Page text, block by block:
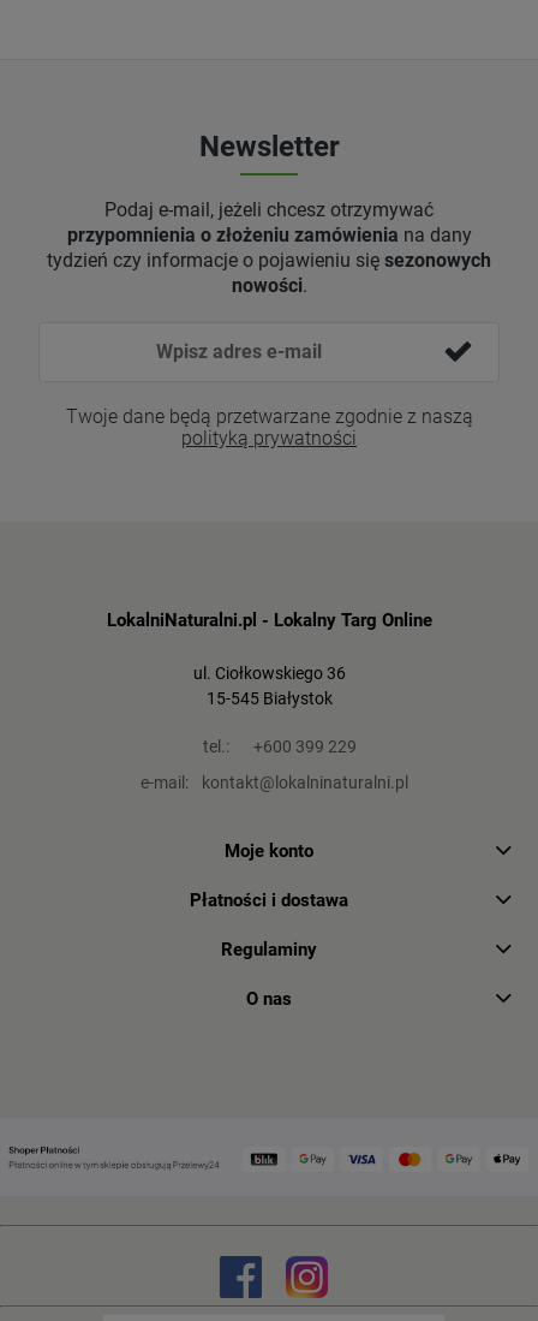
Newsletter
Podaj e-mail, jeżeli chcesz otrzymywać
przypomnienia o złożeniu zamówienia na dany
tydzień czy informacje o pojawieniu się sezonowych
nowości.
Twoje dane będą przetwarzane zgodnie z naszą
polityką prywatności
LokalniNaturalni.pl - Lokalny Targ Online
ul. Ciołkowskiego 36
15-545 Białystok
tel.:
+600 399 229
e-mail:
kontakt@lokalninaturalni.pl
Moje konto
Płatności i dostawa
Regulaminy
O nas